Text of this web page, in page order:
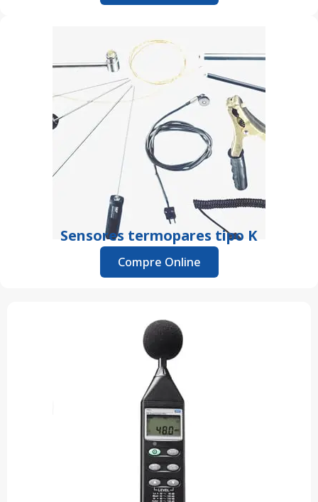
Sensores termopares tipo K
Compre Online